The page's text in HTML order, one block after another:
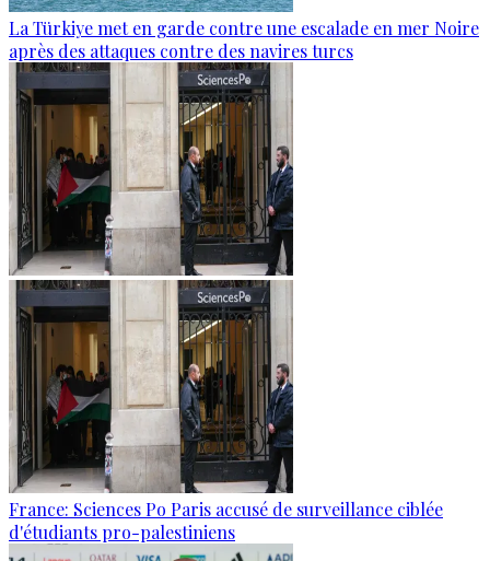
La Türkiye met en garde contre une escalade en mer Noire
après des attaques contre des navires turcs
France: Sciences Po Paris accusé de surveillance ciblée
d'étudiants pro-palestiniens